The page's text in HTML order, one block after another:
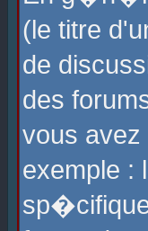
(le titre
de
des
vous
exemple :